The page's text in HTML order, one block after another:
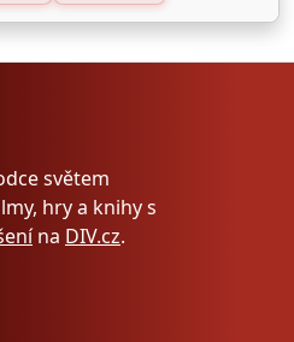
světem
hry a knihy s
na DIV.cz.